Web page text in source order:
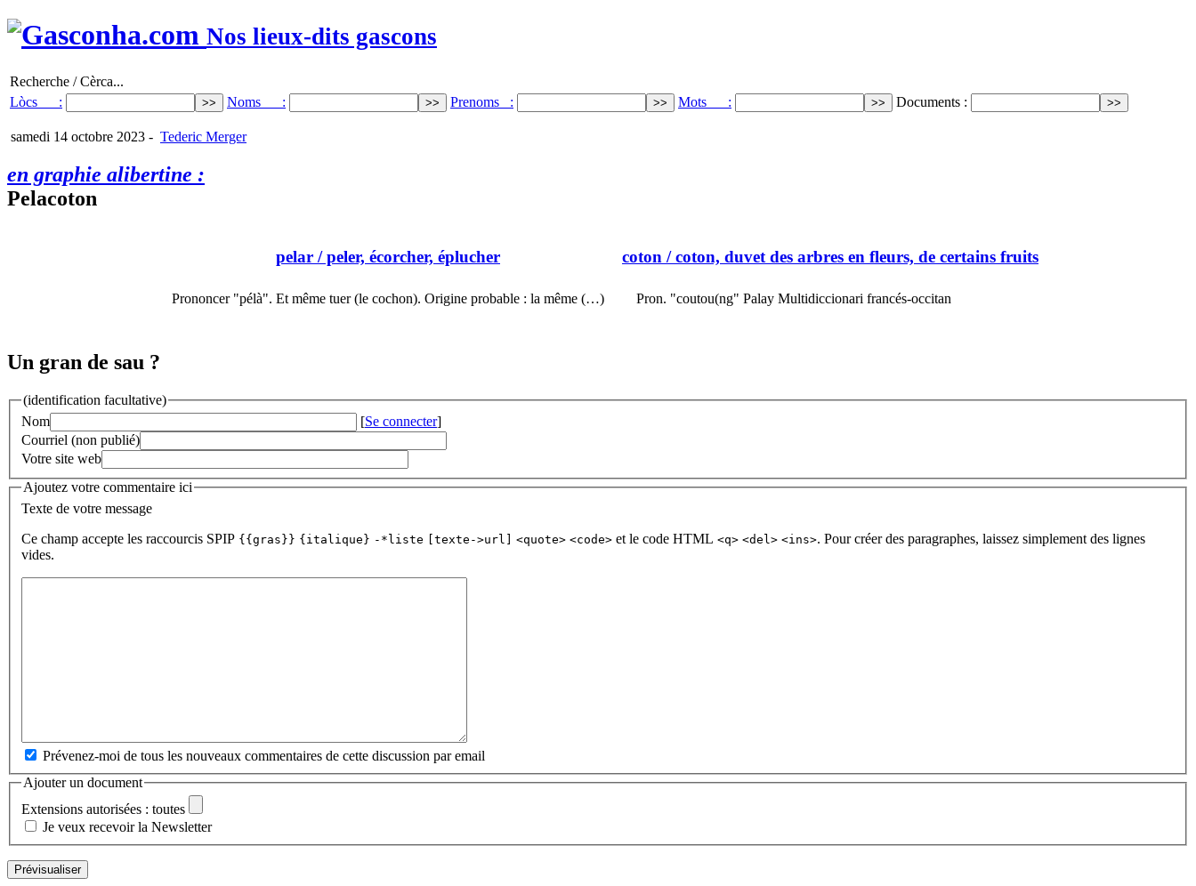
Nos lieux-dits gascons
Recherche / Cèrca...
Lòcs :
Noms : Prenoms : Mots : Documents :
samedi 14 octobre 2023 - Tederic Merger
en graphie alibertine :
Pelacoton
pelar / peler, écorcher, éplucher
Prononcer "pélà". Et même tuer (le cochon). Origine probable : la même (…)
coton / coton, duvet des arbres en fleurs, de certains fruits
Pron. "coutou(ng" Palay Multidiccionari francés-occitan
Un gran de sau ?
(identification facultative)
Nom
[Se connecter]
Courriel (non publié)
Votre site web
Ajoutez votre commentaire ici
Texte de votre message
Ce champ accepte les raccourcis SPIP {{gras}} {italique} -*liste [texte->url] <quote> <code> et le code HTML <q> <del> <ins>. Pour créer des paragraphes, laissez simplement des lignes
vides.
Prévenez-moi de tous les nouveaux commentaires de cette discussion par email
Ajouter un document
Extensions autorisées : toutes
Je veux recevoir la Newsletter